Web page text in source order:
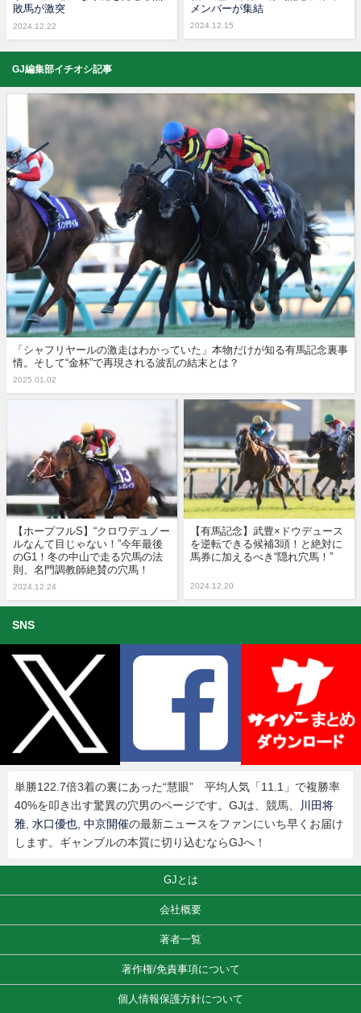
敗馬が激突
2024.12.22
メンバーが集結
2024.12.15
GJ編集部イチオシ記事
「シャフリヤールの激走はわかっていた」本物だけが知る有馬記念裏事
情。そして“金杯”で再現される波乱の結末とは？
2025.01.02
【ホープフルS】“クロワデュノー
ルなんて目じゃない！”今年最後
のG1！冬の中山で走る穴馬の法
則、名門調教師絶賛の穴馬！
2024.12.24
【有馬記念】武豊×ドウデュース
を逆転できる候補3頭！と絶対に
馬券に加えるべき“隠れ穴馬！”
2024.12.20
SNS
単勝122.7倍3着の裏にあった“慧眼” 平均人気「11.1」で複勝率
40%を叩き出す驚異の穴男のページです。GJは、競馬、
川田将
雅 水口優也 中京開催の最新ニュースをファンにいち早くお届け
します。ギャンブルの本質に切り込むならGJへ！
GJとは
会社概要
著者一覧
著作権/免責事項について
個人情報保護方針について